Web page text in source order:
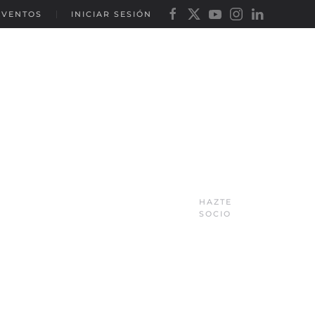
INICIAR SESIÓN
HAZTE
SOCIO